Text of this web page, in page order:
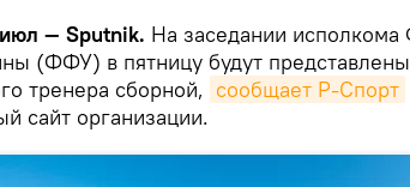
— Sputnik. На заседании
(ФФУ) в пятницу будут
тренера сборной, сообщает Р-Спорт
сайт организации.